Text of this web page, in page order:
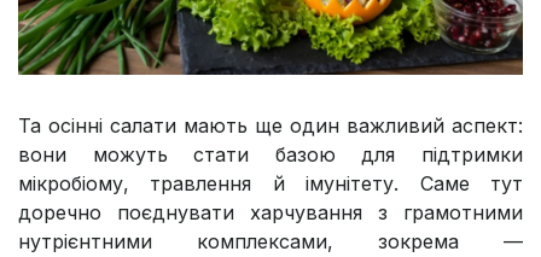
Та осінні салати мають ще один важливий аспект:
вони можуть стати базою для підтримки
мікробіому, травлення й імунітету. Саме тут
доречно поєднувати харчування з грамотними
нутрієнтними комплексами, зокрема —